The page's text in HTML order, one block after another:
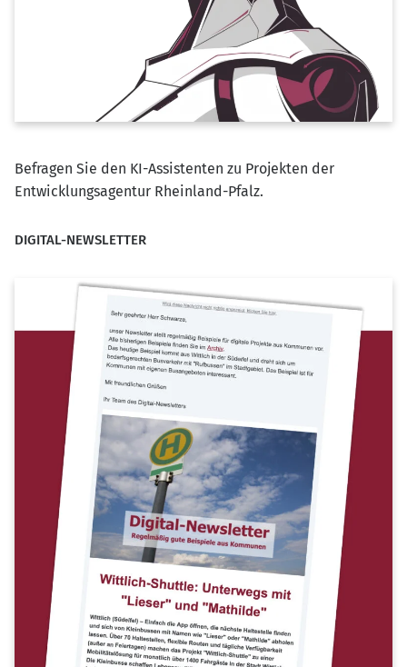
Befragen Sie den KI-Assistenten zu Projekten der
Entwicklungsagentur Rheinland-Pfalz.
DIGITAL-NEWSLETTER